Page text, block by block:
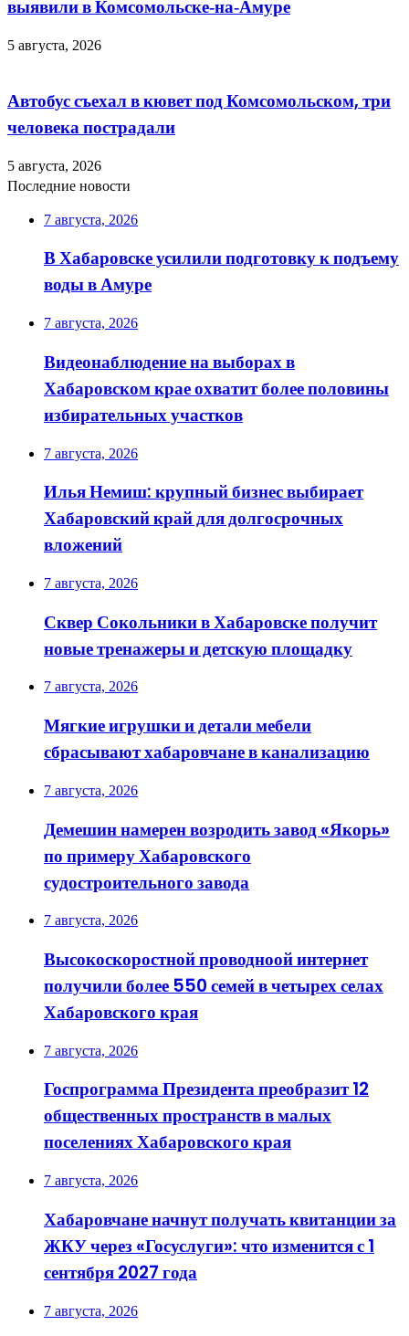
выявили в Комсомольске‑на‑Амуре
5 августа, 2026
Автобус съехал в кювет под Комсомольском, три
человека пострадали
5 августа, 2026
Последние новости
7 августа, 2026
В Хабаровске усилили подготовку к подъему
воды в Амуре
7 августа, 2026
Видеонаблюдение на выборах в
Хабаровском крае охватит более половины
избирательных участков
7 августа, 2026
Илья Немиш: крупный бизнес выбирает
Хабаровский край для долгосрочных
вложений
7 августа, 2026
Сквер Сокольники в Хабаровске получит
новые тренажеры и детскую площадку
7 августа, 2026
Мягкие игрушки и детали мебели
сбрасывают хабаровчане в канализацию
7 августа, 2026
Демешин намерен возродить завод «Якорь»
по примеру Хабаровского
судостроительного завода
7 августа, 2026
Высокоскоростной проводноой интернет
получили более 550 семей в четырех селах
Хабаровского края
7 августа, 2026
Госпрограмма Президента преобразит 12
общественных пространств в малых
поселениях Хабаровского края
7 августа, 2026
Хабаровчане начнут получать квитанции за
ЖКУ через «Госуслуги»: что изменится с 1
сентября 2027 года
7 августа, 2026